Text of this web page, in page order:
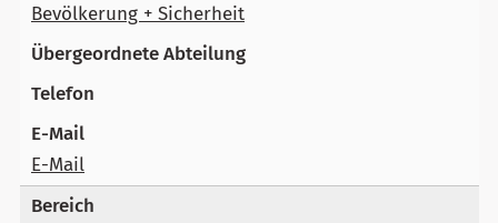
Bevölkerung + Sicherheit
E-Mail